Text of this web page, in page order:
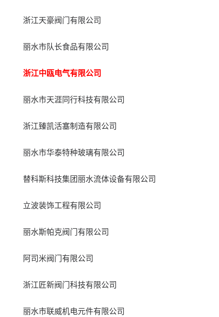
浙江天豪阀门有限公司
丽水市队长食品有限公司
浙江中瓯电气有限公司
丽水市天涯同行科技有限公司
浙江臻凯活塞制造有限公司
丽水市华泰特种玻璃有限公司
替科斯科技集团丽水流体设备有限公司
立波装饰工程有限公司
丽水斯帕克阀门有限公司
阿司米阀门有限公司
浙江匠新阀门科技有限公司
丽水市联威机电元件有限公司